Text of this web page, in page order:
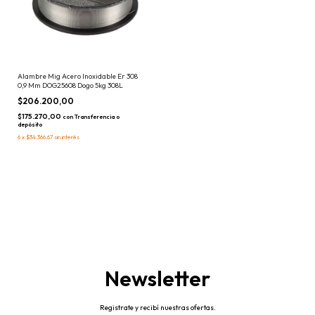
Alambre Mig Acero Inoxidable Er 308
0,9 Mm DOG25608 Dogo 5kg 308L
$206.200,00
$175.270,00 con Transferencia o
depósito
6 x $34.366,67 sin interés
Newsletter
Registrate y recibí nuestras ofertas.